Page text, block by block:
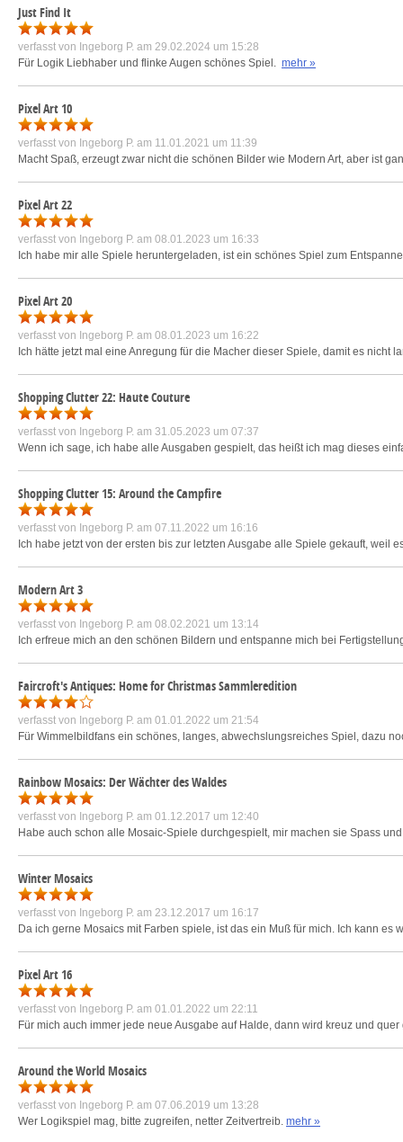
Just Find It
verfasst von Ingeborg P. am 29.02.2024 um 15:28
Für Logik Liebhaber und flinke Augen schönes Spiel. mehr »
Pixel Art 10
verfasst von Ingeborg P. am 11.01.2021 um 11:39
Macht Spaß, erzeugt zwar nicht die schönen Bilder wie Modern Art, aber ist
Pixel Art 22
verfasst von Ingeborg P. am 08.01.2023 um 16:33
Ich habe mir alle Spiele heruntergeladen, ist ein schönes Spiel zum
Pixel Art 20
verfasst von Ingeborg P. am 08.01.2023 um 16:22
Ich hätte jetzt mal eine Anregung für die Macher dieser Spiele, damit es
Shopping Clutter 22: Haute Couture
verfasst von Ingeborg P. am 31.05.2023 um 07:37
Wenn ich sage, ich habe alle Ausgaben gespielt, das heißt ich mag dieses
Shopping Clutter 15: Around the Campfire
verfasst von Ingeborg P. am 07.11.2022 um 16:16
Ich habe jetzt von der ersten bis zur letzten Ausgabe alle Spiele gekauft, weil
Modern Art 3
verfasst von Ingeborg P. am 08.02.2021 um 13:14
Ich erfreue mich an den schönen Bildern und entspanne mich bei
Faircroft's Antiques: Home for Christmas Sammleredition
verfasst von Ingeborg P. am 01.01.2022 um 21:54
Für Wimmelbildfans ein schönes, langes, abwechslungsreiches Spiel, dazu
Rainbow Mosaics: Der Wächter des Waldes
verfasst von Ingeborg P. am 01.12.2017 um 12:40
Habe auch schon alle Mosaic-Spiele durchgespielt, mir machen sie Spass
Winter Mosaics
verfasst von Ingeborg P. am 23.12.2017 um 16:17
Da ich gerne Mosaics mit Farben spiele, ist das ein Muß für mich. Ich kann
Pixel Art 16
verfasst von Ingeborg P. am 01.01.2022 um 22:11
Für mich auch immer jede neue Ausgabe auf Halde, dann wird kreuz und
Around the World Mosaics
verfasst von Ingeborg P. am 07.06.2019 um 13:28
Wer Logikspiel mag, bitte zugreifen, netter Zeitvertreib. mehr »